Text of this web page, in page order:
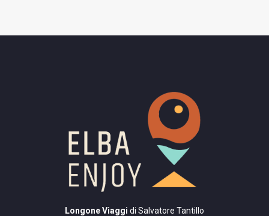
Longone Viaggi di Salvatore Tantillo